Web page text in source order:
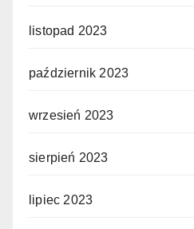
listopad 2023
październik 2023
wrzesień 2023
sierpień 2023
lipiec 2023